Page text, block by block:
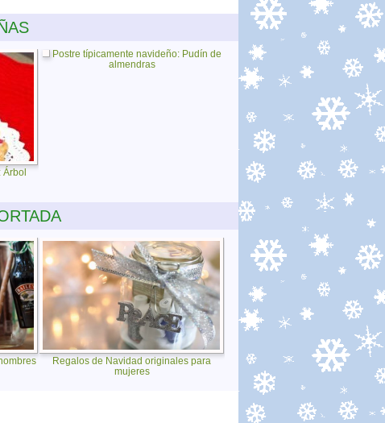
Postre típicamente navideño: Pudín de
almendras
Regalos de Navidad originales para
mujeres